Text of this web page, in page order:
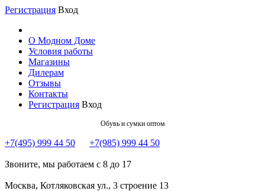
Регистрация Вход
О Модном Доме
Условия работы
Магазины
Дилерам
Отзывы
Контакты
Регистрация Вход
Обувь и сумки оптом
+7(495) 999 44 50 +7(985) 999 44 50
Звоните, мы работаем с 8 до 17
Москва, Котляковская ул., 3 строение 13